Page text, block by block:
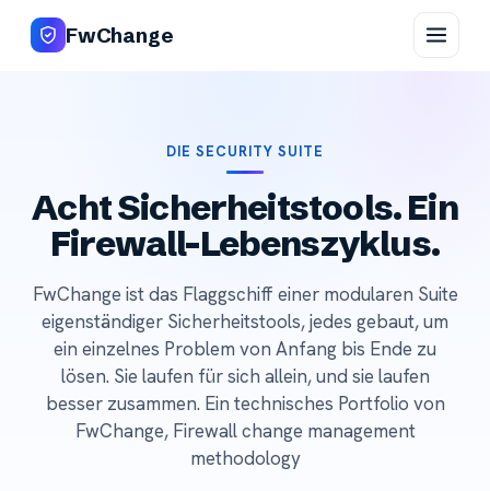
FwChange
DIE SECURITY SUITE
Acht Sicherheitstools. Ein
Firewall-Lebenszyklus.
FwChange ist das Flaggschiff einer modularen Suite
eigenständiger Sicherheitstools, jedes gebaut, um
ein einzelnes Problem von Anfang bis Ende zu
lösen. Sie laufen für sich allein, und sie laufen
besser zusammen. Ein technisches Portfolio von
FwChange, Firewall change management
methodology